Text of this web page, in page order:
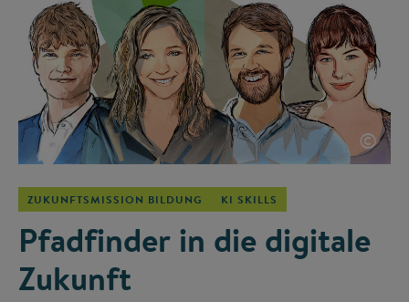
©
ZUKUNFTSMISSION BILDUNG KI SKILLS
Pfadfinder in die digitale
Zukunft